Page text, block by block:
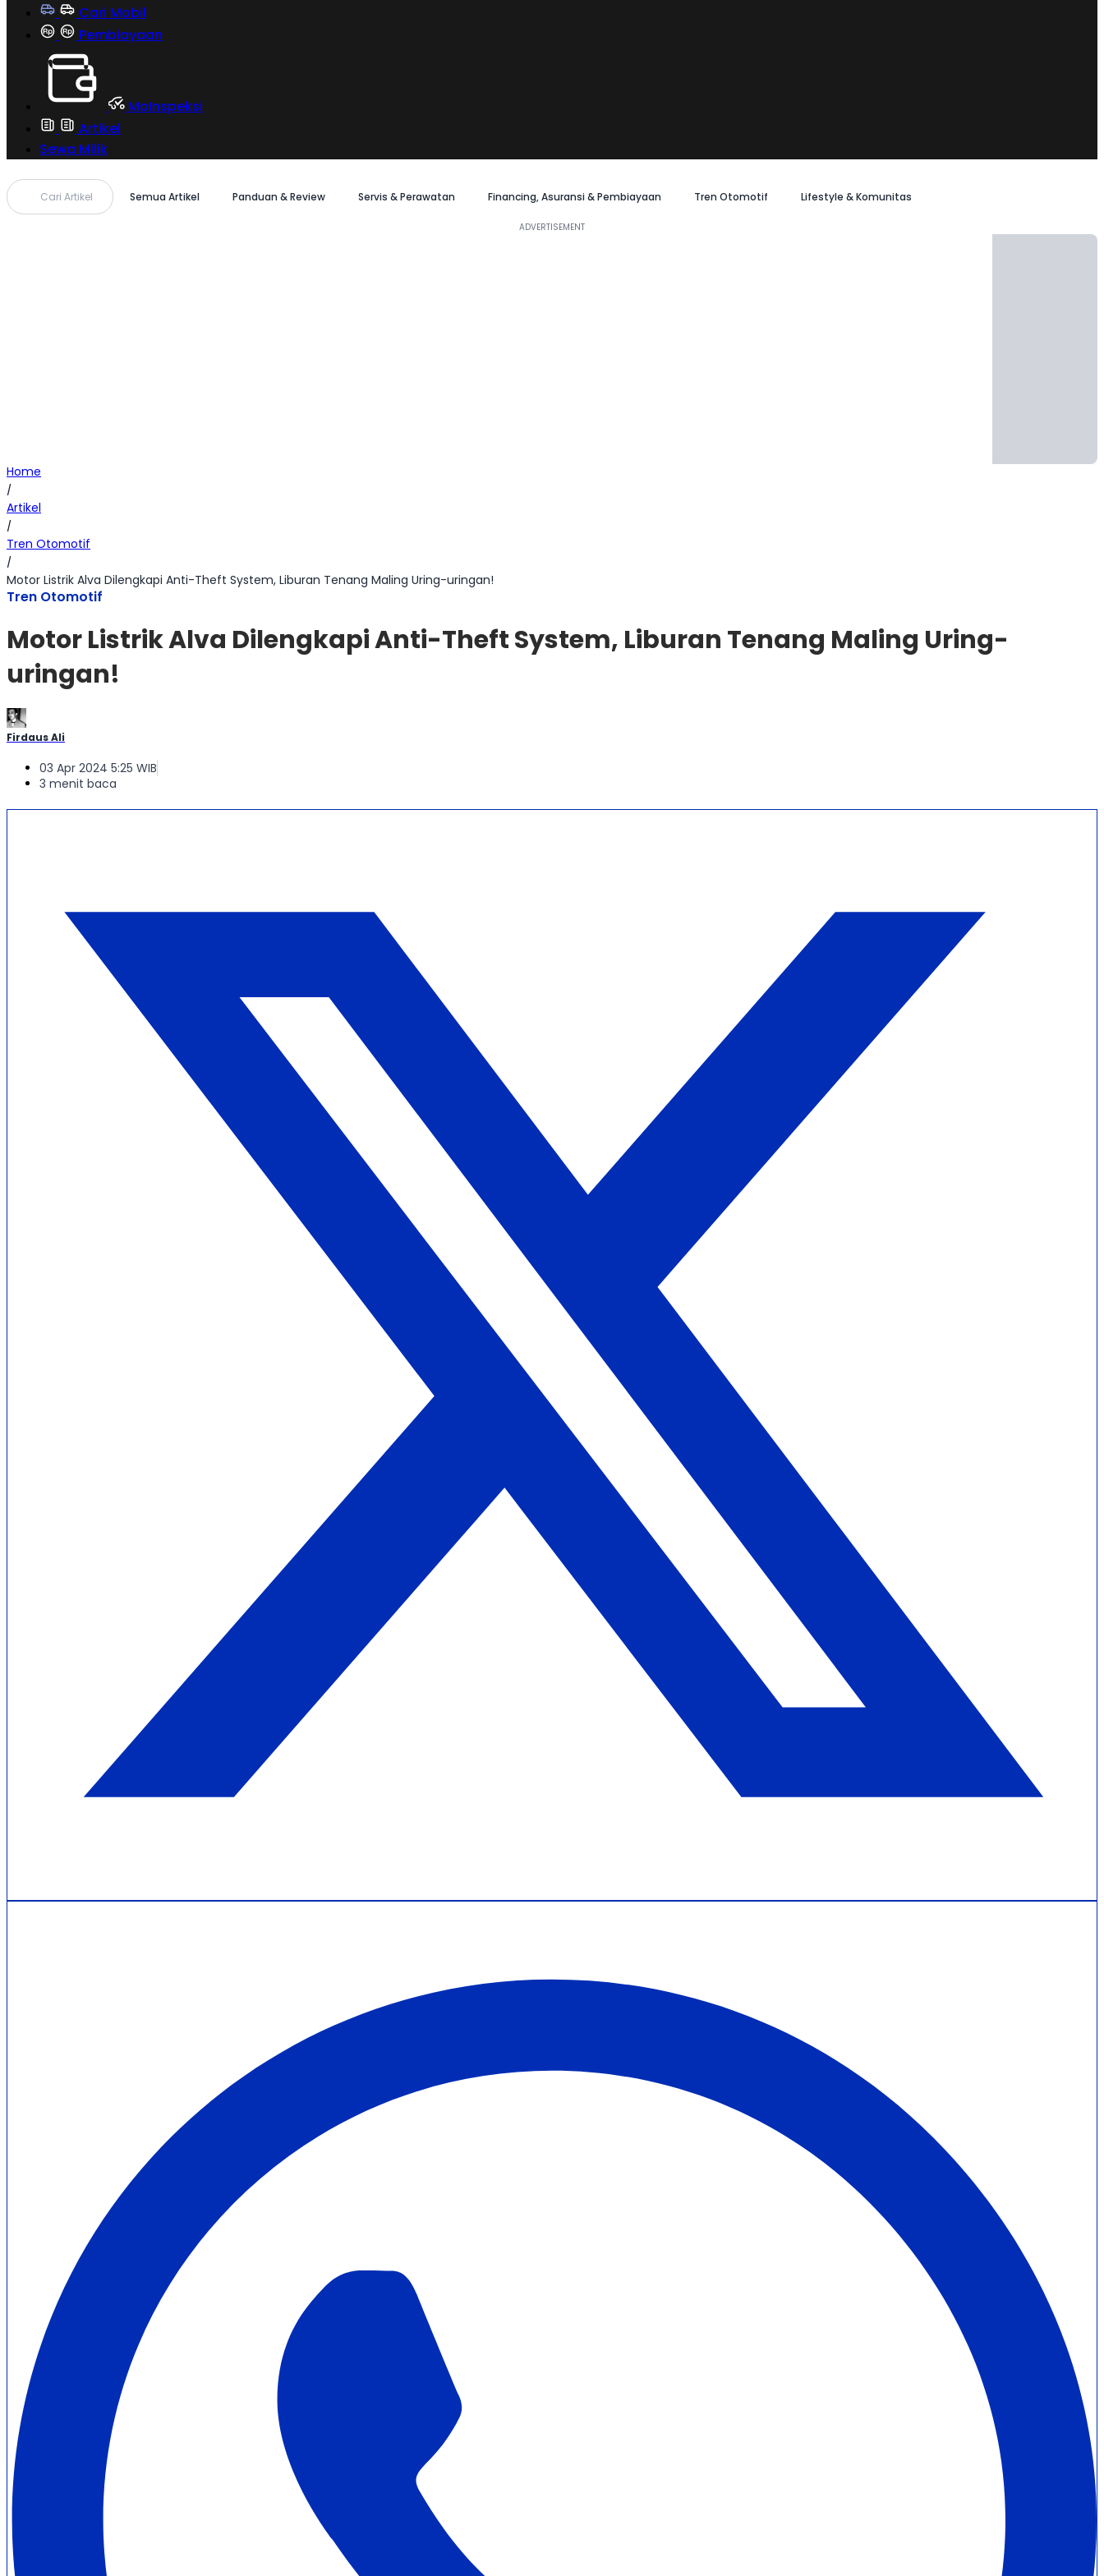
Cari Mobil
Pembiayaan
MoInspeksi
Artikel
Sewa Milik
Cari Artikel Semua Artikel Panduan & Review Servis & Perawatan Financing, Asuransi & Pembiayaan Tren Otomotif Lifestyle & Komunitas
Home
/
Artikel
/
Tren Otomotif
/
Motor Listrik Alva Dilengkapi Anti-Theft System, Liburan Tenang Maling Uring-uringan!
Tren Otomotif
Motor Listrik Alva Dilengkapi Anti-Theft System, Liburan Tenang Maling Uring-
uringan!
Firdaus Ali
03 Apr 2024 5:25 WIB
3 menit baca